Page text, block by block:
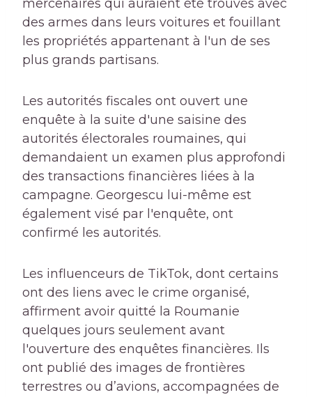
mercenaires qui auraient été trouvés avec
des armes dans leurs voitures et fouillant
les propriétés appartenant à l'un de ses
plus grands partisans.
Les autorités fiscales ont ouvert une
enquête à la suite d'une saisine des
autorités électorales roumaines, qui
demandaient un examen plus approfondi
des transactions financières liées à la
campagne. Georgescu lui-même est
également visé par l'enquête, ont
confirmé les autorités.
Les influenceurs de TikTok, dont certains
ont des liens avec le crime organisé,
affirment avoir quitté la Roumanie
quelques jours seulement avant
l'ouverture des enquêtes financières. Ils
ont publié des images de frontières
terrestres ou d’avions, accompagnées de